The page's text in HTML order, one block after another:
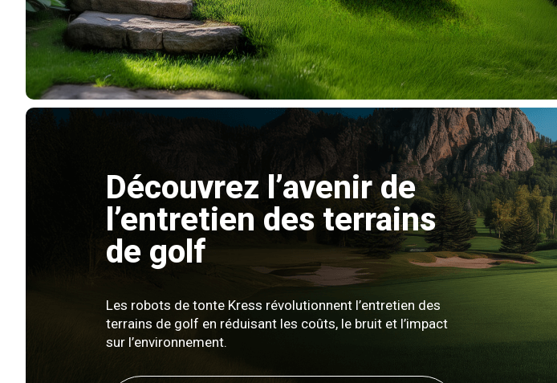
Découvrez l’avenir de
l’entretien des terrains
de golf
Les robots de tonte Kress révolutionnent l’entretien des
terrains de golf en réduisant les coûts, le bruit et l’impact
sur l’environnement.